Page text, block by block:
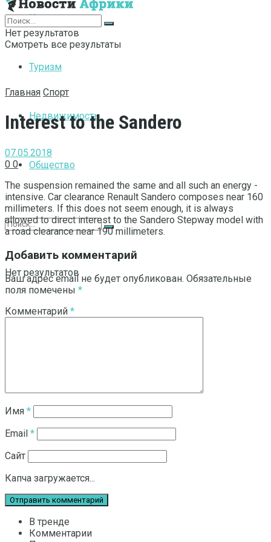
Интернет
Туризм
Недвижимость
Общество
Нет результатов
Смотреть все результаты
Нет результатов
Смотреть все результаты
Главная Спорт
Interest to the Sandero
07.05.2018
0 0
The suspension remained the same and all such an energy -
intensive. Car clearance Renault Sandero composes near 160
millimeters. If this does not seem enough, it is always
allowed to direct interest to the Sandero Stepway model with
a road clearance near 190 millimeters.
Добавить комментарий
Ваш адрес email не будет опубликован. Обязательные
поля помечены *
Комментарий *
Имя *
Email *
Сайт
Капча загружается...
В тренде
Комментарии